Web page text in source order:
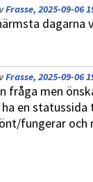
Frasse, 2025-09-06
dagarna
Frasse, 2025-09-06
fråga men
en
fungerar